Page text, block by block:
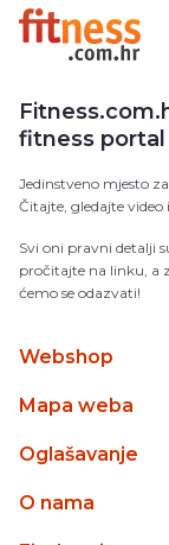
fitness portal
Jedinstveno mjesto
Čitajte, gledajte video
Svi oni pravni detalji
pročitajte na linku, a
ćemo se odazvati!
Webshop
Mapa weba
Oglašavanje
O nama